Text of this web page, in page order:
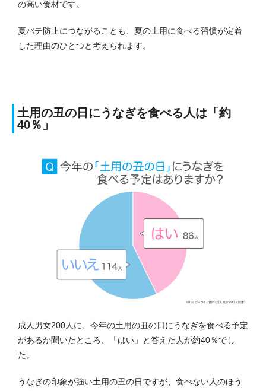
の高い食材です。
夏バテ防止につながることも、夏の土用に食べる習慣が定着
した理由のひとつと考えられます。
土用の丑の日にうなぎを食べる人は「約
40％」
成人男女200人に、今年の土用の丑の日にうなぎを食べる予定
があるか聞いたところ、「はい」と答えた人が約40％でし
た。
うなぎの印象が強い土用の丑の日ですが、食べない人のほう